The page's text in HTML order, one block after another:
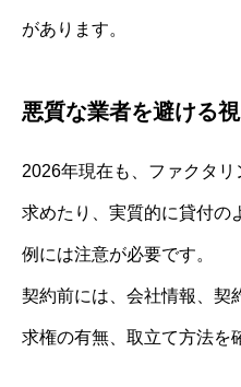
があります。
悪質な業者を避ける
2026年現在も、ファクタ
求めたり、実質的に貸付の
例には注意が必要です。
契約前には、会社情報、契
求権の有無、取立て方法を